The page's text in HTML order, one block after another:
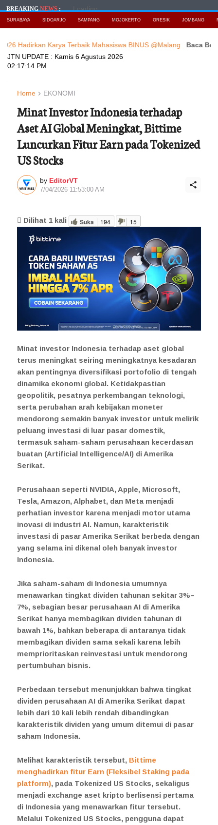
BREAKINGNEWS: Loading...
SURABAYA SIDOARJO SAMPANG MOJOKERTO GRESIK JOMBANG
Karya Terbaik Mahasiswa BINUS @Malang Baca Berita
JTN UPDATE : Kamis 6 Agustus 2026
02:17:16 PM
Home EKONOMI
Minat Investor Indonesia terhadap
Aset AI Global Meningkat, Bittime
Luncurkan Fitur Earn pada Tokenized
US Stocks
by EditorVT
7/04/2026 11:53:00 AM
Dilihat 1 kali Suka 194 15
Minat investor Indonesia terhadap aset global
terus meningkat seiring meningkatnya kesadaran
akan pentingnya diversifikasi portofolio di tengah
dinamika ekonomi global. Ketidakpastian
geopolitik, pesatnya perkembangan teknologi,
serta perubahan arah kebijakan moneter
mendorong semakin banyak investor untuk melirik
peluang investasi di luar pasar domestik,
termasuk saham-saham perusahaan kecerdasan
buatan (Artificial Intelligence/AI) di Amerika
Serikat.
Perusahaan seperti NVIDIA, Apple, Microsoft,
Tesla, Amazon, Alphabet, dan Meta menjadi
perhatian investor karena menjadi motor utama
inovasi di industri AI. Namun, karakteristik
investasi di pasar Amerika Serikat berbeda dengan
yang selama ini dikenal oleh banyak investor
Indonesia.
Jika saham-saham di Indonesia umumnya
menawarkan tingkat dividen tahunan sekitar 3%–
7%, sebagian besar perusahaan AI di Amerika
Serikat hanya membagikan dividen tahunan di
bawah 1%, bahkan beberapa di antaranya tidak
membagikan dividen sama sekali karena lebih
memprioritaskan reinvestasi untuk mendorong
pertumbuhan bisnis.
Perbedaan tersebut menunjukkan bahwa tingkat
dividen perusahaan AI di Amerika Serikat dapat
lebih dari 10 kali lebih rendah dibandingkan
karakteristik dividen yang umum ditemui di pasar
saham Indonesia.
Melihat karakteristik tersebut, Bittime
menghadirkan fitur Earn (Fleksibel Staking pada
platform), pada Tokenized US Stocks, sekaligus
menjadi exchange aset kripto berlisensi pertama
di Indonesia yang menawarkan fitur tersebut.
Melalui Tokenized US Stocks, pengguna dapat